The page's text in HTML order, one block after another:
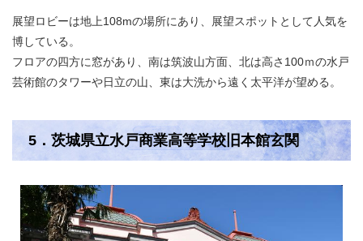
展望ロビーは地上108mの場所にあり、展望スポットとして人気を
博している。
フロアの四方に窓があり、南は筑波山方面、北は高さ100ｍの水戸
芸術館のタワーや日立の山、東は大洗から遠く太平洋が望める。
5．茨城県立水戸商業高等学校旧本館玄関